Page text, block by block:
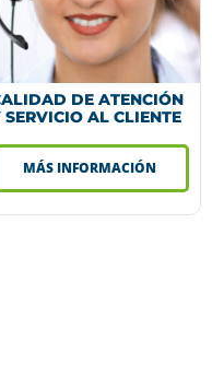
DE ATENCIÓN
SERVICIO AL CLIENTE
MÁS INFORMACIÓN